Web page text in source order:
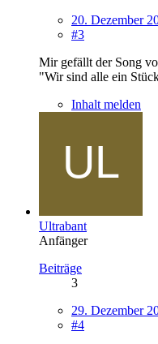
20. Dezember
#3
Mir gefällt der Song
"Wir sind alle ein
Inhalt melden
Ultrabant
Anfänger
Beiträge
3
29. Dezember
#4